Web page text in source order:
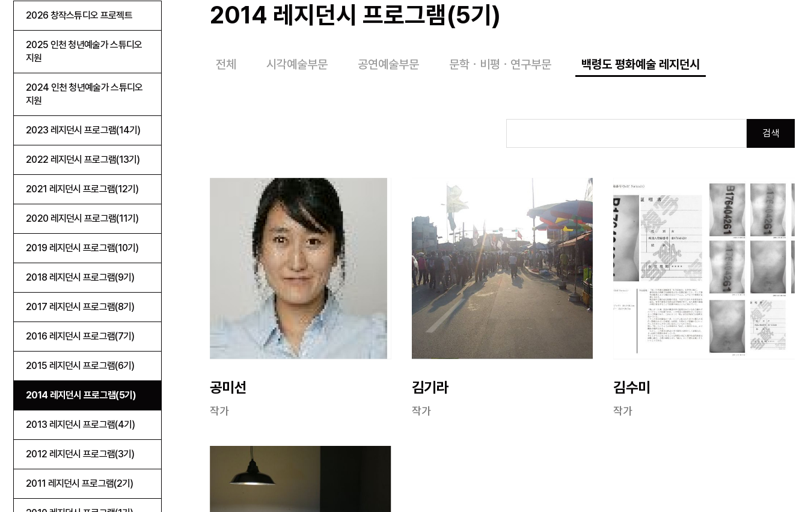
2026 창작스튜디오 프로젝트
2025 인천 청년예술가 스튜디오
지원
2024 인천 청년예술가 스튜디오
지원
2023 레지던시 프로그램(14기)
2022 레지던시 프로그램(13기)
2021 레지던시 프로그램(12기)
2020 레지던시 프로그램(11기)
2019 레지던시 프로그램(10기)
2018 레지던시 프로그램(9기)
2017 레지던시 프로그램(8기)
2016 레지던시 프로그램(7기)
2015 레지던시 프로그램(6기)
2014 레지던시 프로그램(5기)
2013 레지던시 프로그램(4기)
2012 레지던시 프로그램(3기)
2011 레지던시 프로그램(2기)
2014 레지던시 프로그램(5기)
전체 시각예술부문 공연예술부문 문학ㆍ비평ㆍ연구부문 백령도 평화예술 레지던시
검색
공미선
작가
김기라
작가
김수미
작가